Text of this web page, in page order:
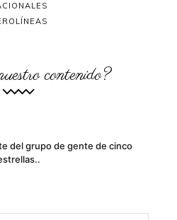
contenido?
del grupo de gente de cinco